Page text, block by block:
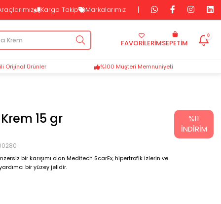
Kargo Takip Markalarımız
SEPETIM
FAVORİLERİM
0
Orijinal Ürünler %100 Müşteri Memnuniyeti
15 gr
bir karışımı olan Meditech ScarEx, hipertrofik izlerin ve
bir yüzey jelidir.
%11
İNDIRIM